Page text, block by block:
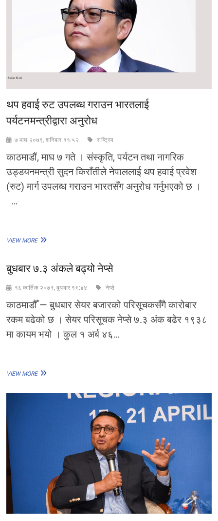
थप हवाई रुट उपलब्ध गराउन भारतलाई
पर्यटनमन्त्रीद्वारा अनुरोध
७ माघ २०७९, शनिबार ११:५२ राष्‍ट्रिय
काठमाडौं, माघ ७ गते । संस्कृति, पर्यटन तथा नागरिक
उड्डयनमन्त्री सुदन किराँतीले नेपाललाई थप हवाई प्रवेश
(रुट) मार्ग उपलब्ध गराउन भारतसँग अनुरोध गर्नुभएको छ ।
…
VIEW MOREथप
उपलब्ध
गराउन
पर्यटनमन्त्रीद्वारा
अनुरोध
बुधबार ७.३ अंकले बढ्यो नेप्से
१६ कार्तिक २०७९, बुधबार १९:४४ नेप्से
काठमाडौँ — बुधबार सेयर बजारको परिसूचकसँगै कारोबार
रकम बढेको छ । सेयर परिसूचक नेप्से ७.३ अंक बढेर १९३८
मा कायम भयो । कुल १ अर्ब ४६…
VIEW MOREबुधबार